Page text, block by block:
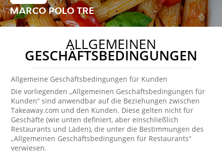
MARCO POLO TRE
ALLGEMEINEN
GESCHÄFTSBEDINGUNGEN
Allgemeine Geschäftsbedingungen für Kunden
Die vorliegenden „Allgemeinen Geschäftsbedingungen für
Kunden“ sind anwendbar auf die Beziehungen zwischen
Takeaway.com und den Kunden. Diese gelten nicht für
Geschäfte (wie unten definiert, aber einschließlich
Restaurants und Läden), die unter die Bestimmungen des
„Allgemeinen Geschäftsbedingungen für Restaurants“
verwiesen.